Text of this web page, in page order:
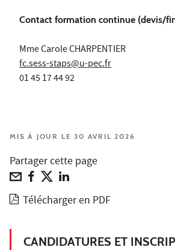
Contact formation continue (devis/
Mme Carole CHARPENTIER
fc.sess-staps@u-pec.fr
01 45 17 44 92
MIS À JOUR LE 30 AVRIL 2026
Partager cette page
Télécharger en PDF
CANDIDATURES ET